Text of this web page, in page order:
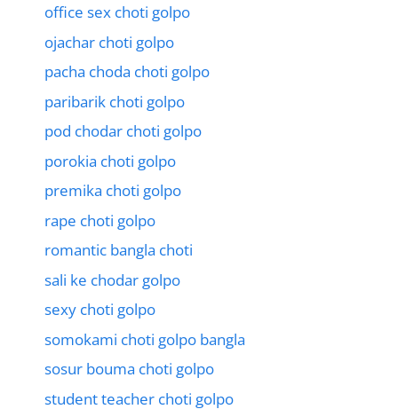
office sex choti golpo
ojachar choti golpo
pacha choda choti golpo
paribarik choti golpo
pod chodar choti golpo
porokia choti golpo
premika choti golpo
rape choti golpo
romantic bangla choti
sali ke chodar golpo
sexy choti golpo
somokami choti golpo bangla
sosur bouma choti golpo
student teacher choti golpo